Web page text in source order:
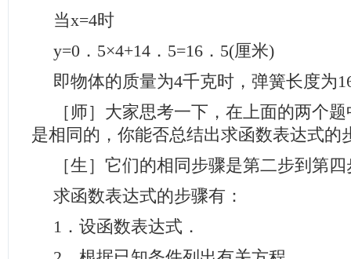
当x=4时
y=0．5×4+14．5=16．5(厘米)
即物体的质量为4千克时，弹簧长度为
［师］大家思考一下，在上面的两个
是相同的，你能否总结出求函数表达式的
［生］它们的相同步骤是第二步到第
求函数表达式的步骤有：
1．设函数表达式．